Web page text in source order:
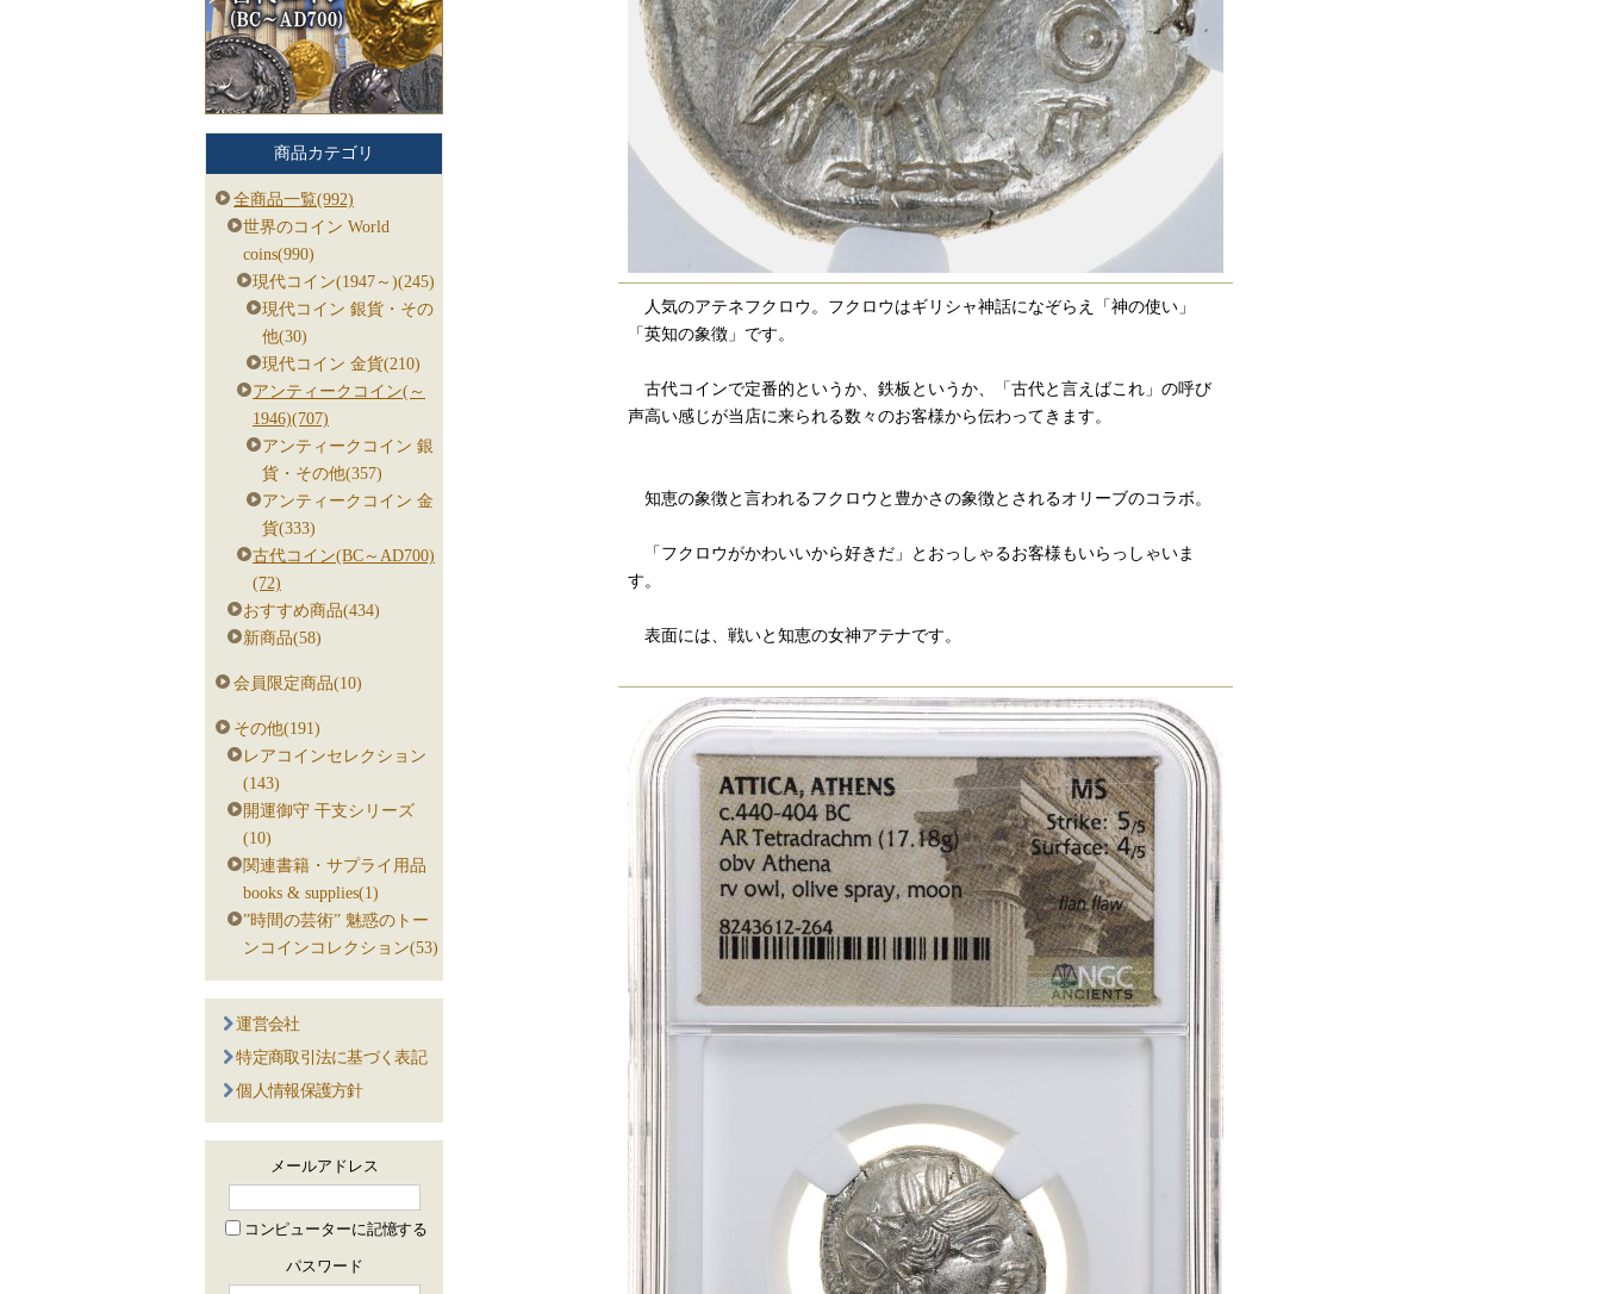
人気のアテネフクロウ。フクロウはギリシャ神話になぞらえ「神の使い」
「英知の象徴」です。
古代コインで定番的というか、鉄板というか、「古代と言えばこれ」の呼び
声高い感じが当店に来られる数々のお客様から伝わってきます。
知恵の象徴と言われるフクロウと豊かさの象徴とされるオリーブのコラボ。
「フクロウがかわいいから好きだ」とおっしゃるお客様もいらっしゃいま
す。
表面には、戦いと知恵の女神アテナです。
商品カテゴリ
全商品一覧(992)
世界のコイン World
coins(990)
現代コイン(1947～)(245)
現代コイン 銀貨・その
他(30)
現代コイン 金貨(210)
アンティークコイン(～
1946)(707)
アンティークコイン 銀
貨・その他(357)
アンティークコイン 金
貨(333)
古代コイン(BC～AD700)
(72)
おすすめ商品(434)
新商品(58)
会員限定商品(10)
その他(191)
レアコインセレクション
(143)
開運御守 干支シリーズ
(10)
関連書籍・サプライ用品
books & supplies(1)
”時間の芸術” 魅惑のトー
ンコインコレクション(53)
運営会社
特定商取引法に基づく表記
個人情報保護方針
メールアドレス
コンピューターに記憶する
パスワード